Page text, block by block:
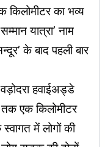
किलोमीटर का भव्य
यात्रा’ नाम
के बाद पहली बार
हवाईअड्डे
एक किलोमीटर
में लोगों की